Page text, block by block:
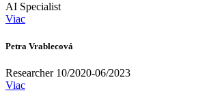
AI Specialist
Viac
Petra Vrablecová
Researcher 10/2020-06/2023
Viac